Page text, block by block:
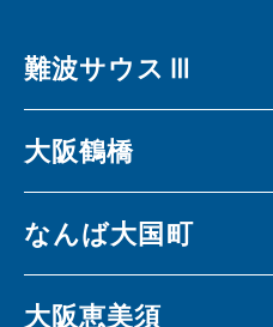
難波サウスⅢ
大阪鶴橋
なんば大国町
大阪恵美須